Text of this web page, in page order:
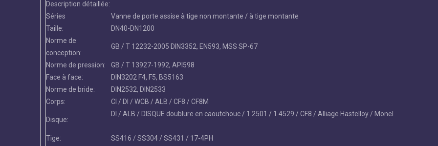
Description détaillée:
Séries
Vanne de porte assise à tige non montante / à tige montante
Taille:
DN40-DN1200
Norme de
conception:
GB / T 12232-2005 DIN3352, EN593, MSS SP-67
Norme de pression:
GB / T 13927-1992, API598
Face à face:
DIN3202 F4, F5, BS5163
Norme de bride:
DIN2532, DIN2533
Corps:
CI / DI / WCB / ALB / CF8 / CF8M
Disque:
DI / ALB / DISQUE doublure en caoutchouc / 1.2501 / 1.4529 / CF8 / Alliage Hastelloy / Monel
Tige: SS416 / SS304 / SS431 / 17-4PH